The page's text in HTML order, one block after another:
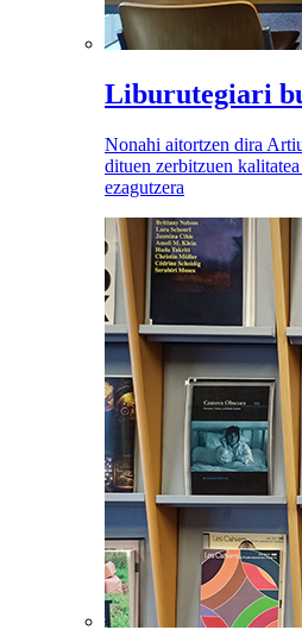
Liburutegiari
Nonahi aitortzen dira
dituen zerbitzuen
ezagutzera